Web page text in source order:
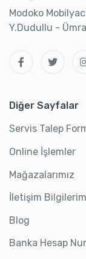
Modoko
Y.Dudullu -
Diğer Sayfalar
Servis Talep
Online İşlemler
Mağazalarımız
İletişim
Blog
Banka Hesap